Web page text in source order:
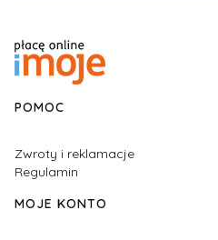
Linki w stopce
POMOC
Zwroty i reklamacje
Regulamin
MOJE KONTO